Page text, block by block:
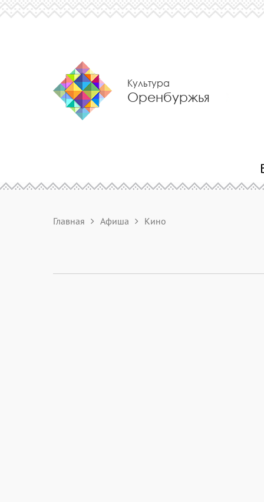
Культура
Оренбуржья
Главная Афиша Кино